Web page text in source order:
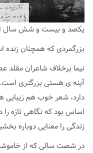
یکصد و بیست و شش سال از
بزرگمردی که همچنان زنده
نیما برخلاف شاعران مقلد
آینه ی هستی بزرگتری است.
دارد، شعر خوب هم زیبایی
اساس بود که نگاهی تازه
زندگی را معنایی دوباره
در شصت سالی که از